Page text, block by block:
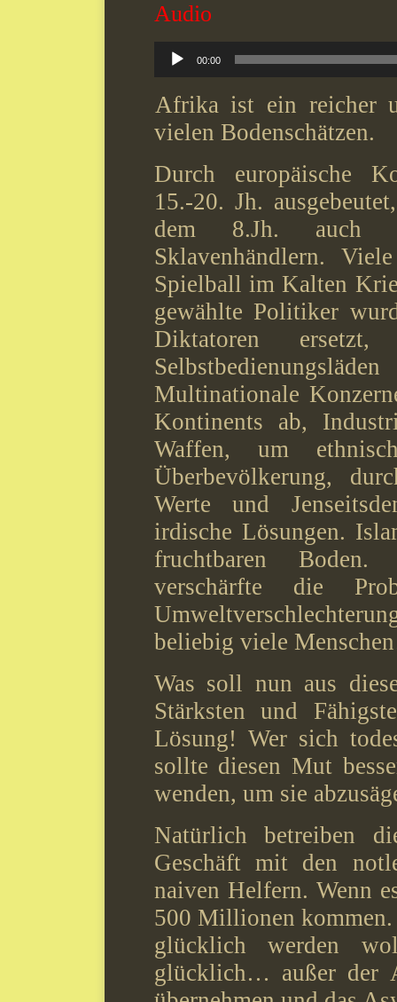
Audio
Audio-
Player
00:00
Afrika ist ein reicher
vielen Bodenschätzen.
Durch europäische
15.-20. Jh.
dem 8.Jh. auch
Sklavenhändlern.
Spielball im Kalten
gewählte Politiker
Diktatoren
Multinationale
Kontinents ab,
Waffen, um
Überbevölkerung,
Werte und
irdische Lösungen.
fruchtbaren Boden.
verschärfte die
beliebig viele
Was soll nun aus
Stärksten und
Lösung! Wer sich
sollte diesen Mut
wenden, um sie
Natürlich betreiben
Geschäft mit den
naiven Helfern. Wenn
500 Millionen
glücklich werden
glücklich… außer der